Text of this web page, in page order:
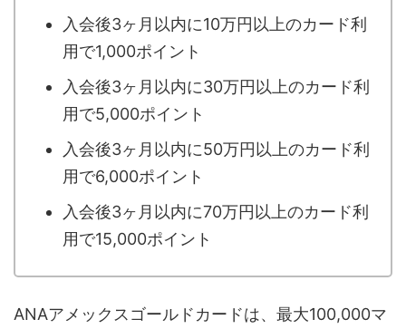
入会後3ヶ月以内に10万円以上のカード利
用で1,000ポイント
入会後3ヶ月以内に30万円以上のカード利
用で5,000ポイント
入会後3ヶ月以内に50万円以上のカード利
用で6,000ポイント
入会後3ヶ月以内に70万円以上のカード利
用で15,000ポイント
ANAアメックスゴールドカードは、最大100,000マ